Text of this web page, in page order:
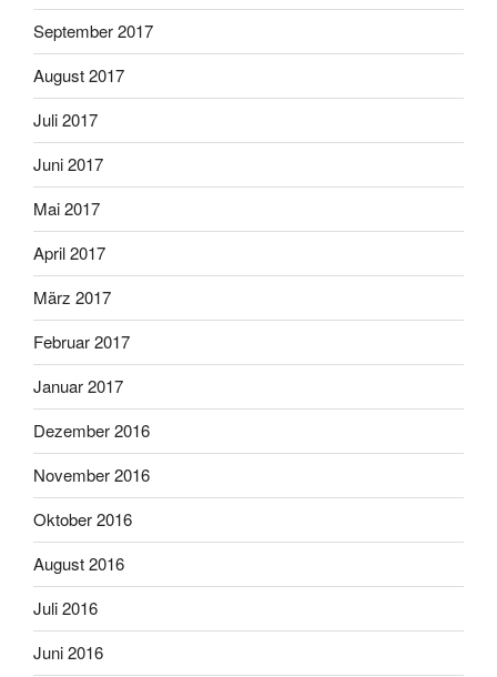
September 2017
August 2017
Juli 2017
Juni 2017
Mai 2017
April 2017
März 2017
Februar 2017
Januar 2017
Dezember 2016
November 2016
Oktober 2016
August 2016
Juli 2016
Juni 2016